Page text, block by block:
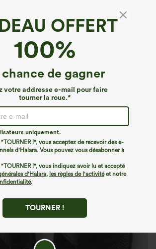
OFFERT
100%
de gagner
votre addresse e-mail pour faire
tourner la roue.*
uniquement.
!", vous acceptez de recevoir des e-
d'Halara. Vous pouvez vous désabonner à
!", vous indiquez avoir lu et accepté
d'Halara, les règles de l'activitéet notre
.
TOURNER !